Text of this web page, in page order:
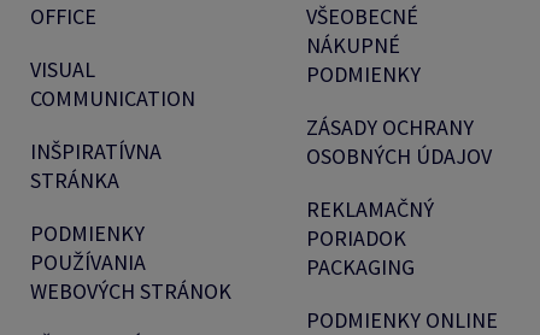
OFFICE
VISUAL
COMMUNICATION
INŠPIRATÍVNA
STRÁNKA
PODMIENKY
POUŽÍVANIA
WEBOVÝCH STRÁNOK
VŠEOBECNÉ
NÁKUPNÉ
PODMIENKY
ZÁSADY OCHRANY
OSOBNÝCH ÚDAJOV
REKLAMAČNÝ
PORIADOK
PACKAGING
PODMIENKY ONLINE